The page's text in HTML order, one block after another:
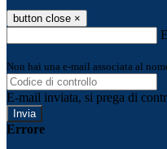
button close ×
Non hai una e-mail associata al
E-mail inviata, si prega di
Errore